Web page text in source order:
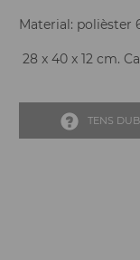
Material: polièster
28 x 40 x 12 cm.
TENS